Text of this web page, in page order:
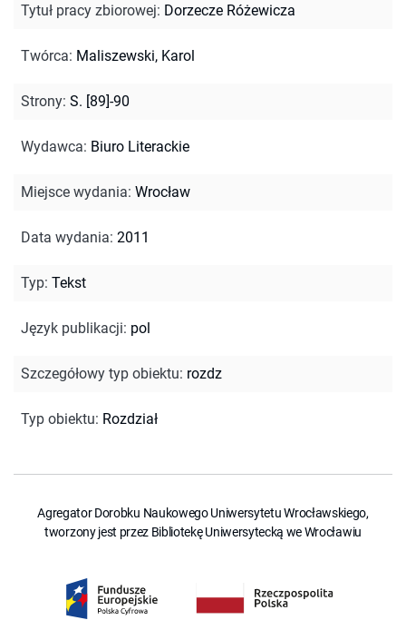
Tytuł pracy zbiorowej: Dorzecze Różewicza
Twórca: Maliszewski, Karol
Strony: S. [89]-90
Wydawca: Biuro Literackie
Miejsce wydania: Wrocław
Data wydania: 2011
Typ: Tekst
Język publikacji: pol
Szczegółowy typ obiektu: rozdz
Typ obiektu: Rozdział
Agregator Dorobku Naukowego Uniwersytetu Wrocławskiego,
tworzony jest przez Bibliotekę Uniwersytecką we Wrocławiu